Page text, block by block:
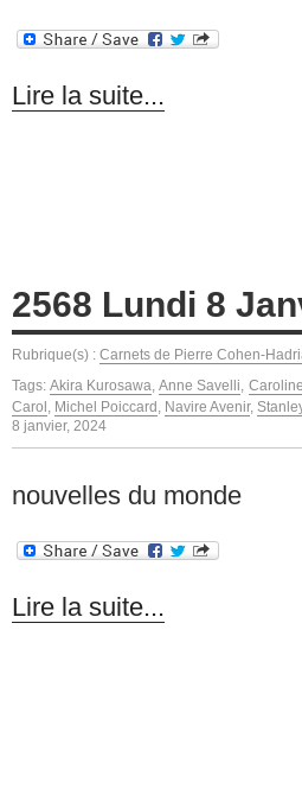
Lire la suite...
2568 Lundi 8
Rubrique(s) : Carnets de Pierre Cohen-
Tags: Akira Kurosawa, Anne Savelli,
Carol , Michel Poiccard , Navire Avenir,
8 janvier, 2024
nouvelles du monde
Lire la suite...